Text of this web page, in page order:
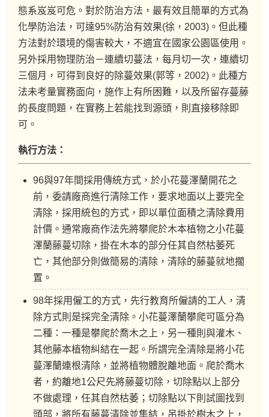
態系岌岌可危。對於防治方法，最有效且簡單的方式為
化學防治法，可達95%防治有效果(徐，2003)。但此種
方法對於環境的傷害較大，不適宜在國家公園區使用。
另外採用物理防治－連續切蔓法，每月切一次，連續切
三個月，可得到良好的除蔓效果(郭等，2002)。此種方
法未考量實務面向，施作上有所困難，以及所留存蔓藤
的長度問題，在實務上若能找到源頭，則直接移除即
可。
執行方法：
96與97年間採用傳統方式，於小花蔓澤蘭開花之
前，委請廠商進行清除工作，要求地面以上要完全
清除，採用統包的方式，即以單位面積之清除費用
計價。通常廠商作法先將攀爬於木本植物之小花蔓
澤蘭藤蔓切除，掛在木本的部分任其自然枯萎死
亡，其他部分則做簡易的清除，清除的藤蔓就地擱
置。
98年採用僱工的方式，先行教育所僱請的工人，清
除方式則是採完全清除。小花蔓澤蘭攀爬可區分為
二種：一種是攀爬於喬木之上，另一種則與灌木、
其他藤本植物糾結在一起。所謂完全清除是將小花
蔓澤蘭連根清除，並將植物體脫離地面。爬於喬木
者，約離地1公尺先將藤蔓切除，切除點以上部分
不做處理，任其自然枯萎；切除點以下則試圖找到
頭部，將所有藤蔓清除並集結，吊掛於樹木之上，